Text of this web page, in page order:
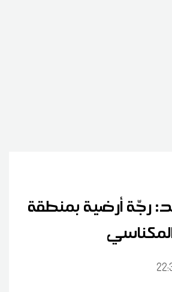
رجّة أرضية بمنطقة